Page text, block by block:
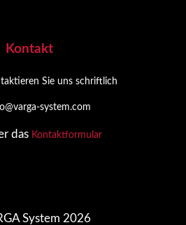
Kontakt
Sie uns schriftlich
system.com
das Kontaktformular
System 2026